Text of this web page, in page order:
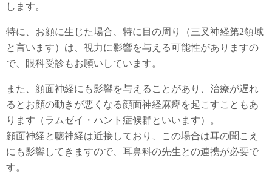
します。
特に、お顔に生じた場合、特に目の周り（三叉神経第2領域
と言います）は、視力に影響を与える可能性がありますの
で、眼科受診もお願いしています。
また、顔面神経にも影響を与えることがあり、治療が遅れ
るとお顔の動きが悪くなる顔面神経麻痺を起こすこともあ
ります（ラムゼイ・ハント症候群といいます）。
顔面神経と聴神経は近接しており、この場合は耳の聞こえ
にも影響してきますので、耳鼻科の先生との連携が必要で
す。